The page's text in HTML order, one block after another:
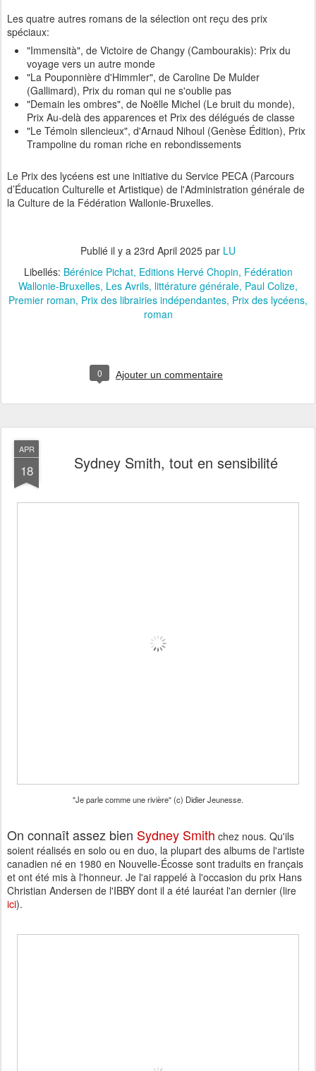
Les quatre autres romans de la sélection ont reçu des prix
spéciaux:
"Immensità", de Victoire de Changy (Cambourakis): Prix du
voyage vers un autre monde
"La Pouponnière d'Himmler", de Caroline De Mulder
(Gallimard), Prix du roman qui ne s'oublie pas
"Demain les ombres", de Noëlle Michel (Le bruit du monde),
Prix Au-delà des apparences et Prix des délégués de classe
"Le Témoin silencieux", d'Arnaud Nihoul (Genèse Édition), Prix
Trampoline du roman riche en rebondissements
Le Prix des lycéens est une initiative du Service PECA (Parcours
d’Éducation Culturelle et Artistique) de l'Administration générale de
la Culture de la Fédération Wallonie-Bruxelles.
Publié il y a 23rd April 2025 par LU
Libellés: Bérénice Pichat Editions Hervé Chopin Fédération
Wallonie-Bruxelles Les Avrils littérature générale Paul Colize
Premier roman Prix des librairies indépendantes Prix des lycéens
roman
0 Ajouter un commentaire
APR
18 Sydney Smith, tout en sensibilité
"Je parle comme une rivière" (c) Didier Jeunesse.
On connaît assez bien Sydney Smith chez nous. Qu'ils
soient réalisés en solo ou en duo, la plupart des albums de l'artiste
canadien né en 1980 en Nouvelle-Écosse sont traduits en français
et ont été mis à l'honneur. Je l'ai rappelé à l'occasion du prix Hans
Christian Andersen de l'IBBY dont il a été lauréat l'an dernier (lire
ici).